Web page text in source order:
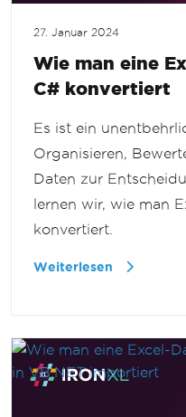
27. Januar 2024
Wie man eine
C# konvertiert
Es ist ein
Organisieren,
Daten zur
lernen wir, wie man
konvertiert.
Weiterlesen